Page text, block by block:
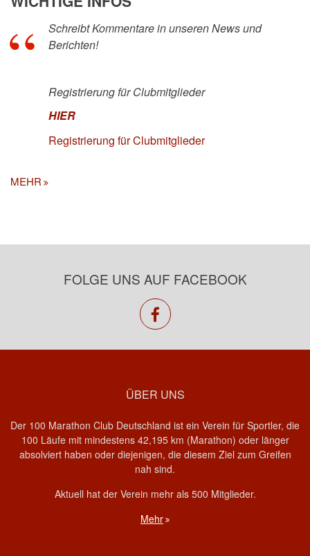
Schreibt Kommentare in unseren News und
Berichten!
Registrierung für Clubmitglieder
HIER
Registrierung für Clubmitglieder
MEHR
FOLGE UNS AUF FACEBOOK
facebook
ÜBER UNS
Der 100 Marathon Club Deutschland ist ein Verein für Sportler, die
100 Läufe mit mindestens 42,195 km (Marathon) oder länger
absolviert haben oder diejenigen, die diesem Ziel zum Greifen
nah sind.
Aktuell hat der Verein mehr als 500 Mitglieder.
Mehr